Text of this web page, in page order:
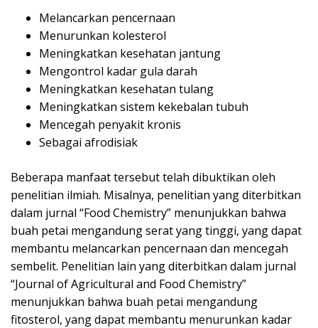
Melancarkan pencernaan
Menurunkan kolesterol
Meningkatkan kesehatan jantung
Mengontrol kadar gula darah
Meningkatkan kesehatan tulang
Meningkatkan sistem kekebalan tubuh
Mencegah penyakit kronis
Sebagai afrodisiak
Beberapa manfaat tersebut telah dibuktikan oleh
penelitian ilmiah. Misalnya, penelitian yang diterbitkan
dalam jurnal “Food Chemistry” menunjukkan bahwa
buah petai mengandung serat yang tinggi, yang dapat
membantu melancarkan pencernaan dan mencegah
sembelit. Penelitian lain yang diterbitkan dalam jurnal
“Journal of Agricultural and Food Chemistry”
menunjukkan bahwa buah petai mengandung
fitosterol, yang dapat membantu menurunkan kadar